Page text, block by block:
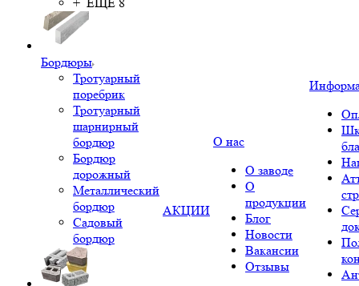
Бордюры
Тротуарный
поребрик
Тротуарный
шарнирный
бордюр
Бордюр
дорожный
Металлический
бордюр
Садовый
бордюр
АКЦИИ
О нас
О заводе
О
продукции
Блог
Новости
Вакансии
Отзывы